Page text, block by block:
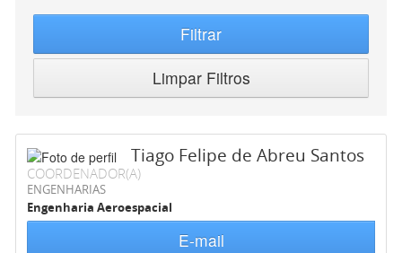
Filtrar
Limpar Filtros
Tiago Felipe de Abreu Santos
COORDENADOR(A)
ENGENHARIAS
Engenharia Aeroespacial
E-mail